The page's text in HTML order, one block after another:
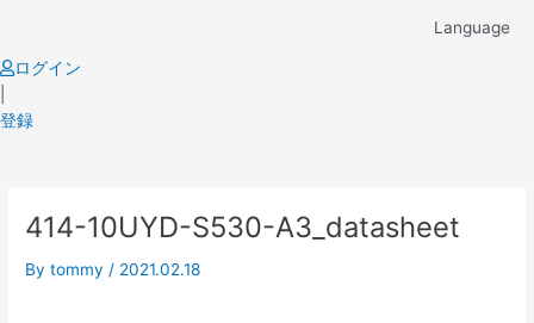
content
Language
ログイン
登録
414-10UYD-S530-A3_datasheet
Bytommy / 2021.02.18
navigation